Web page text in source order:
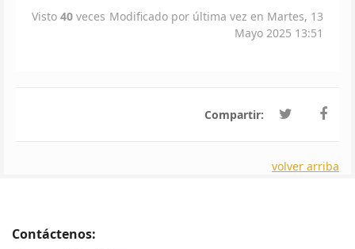
Visto 40 veces Modificado por última vez en Martes, 13
Mayo 2025 13:51
Compartir:
volver arriba
Contáctenos: